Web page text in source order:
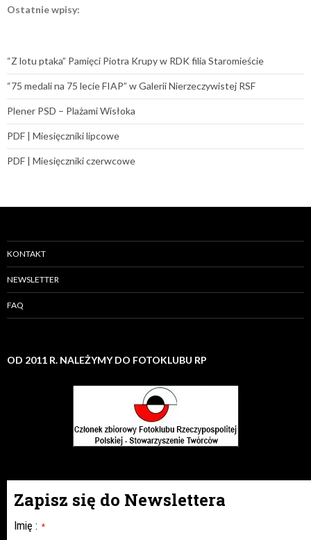
Ostatnie wpisy:
“Z lotu ptaka” Pamięci Piotra Krupy w RDK filia Staromieście
“75 medali na 75 lecie FIAP” w Galerii Nierzeczywistej RSF
Plener PSD – Plażami Wisłoka
PDF | Miesięczniki lipcowe
PDF | Miesięczniki czerwcowe
KONTAKT
NEWSLETTER
FAQ
OD 2011 R. NALEŻYMY DO FOTOKLUBU RP
Zapisz się do Newslettera
Imię : *